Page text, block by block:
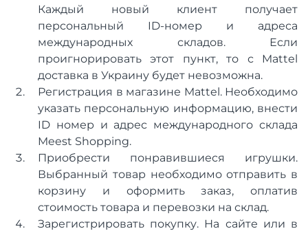
Каждый новый клиент получает
персональный ID-номер и адреса
международных складов. Если
проигнорировать этот пункт, то с Mattel
доставка в Украину будет невозможна.
Регистрация в магазине Mattel. Необходимо
указать персональную информацию, внести
ID номер и адрес международного склада
Meest Shopping.
Приобрести понравившиеся игрушки.
Выбранный товар необходимо отправить в
корзину и оформить заказ, оплатив
стоимость товара и перевозки на склад.
Зарегистрировать покупку. На сайте или в